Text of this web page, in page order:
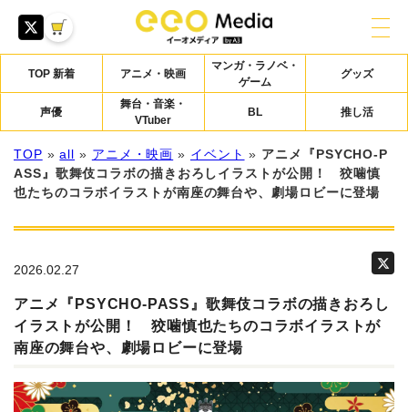
TOP 新着 アニメ・映画
マンガ・ラノベ・
ゲーム
グッズ
声優
舞台・音楽・
VTuber
BL 推し活
TOP »all » アニメ・映画 » イベント » アニメ『PSYCHO-P
ASS』歌舞伎コラボの描きおろしイラストが公開！ 狡噛慎
也たちのコラボイラストが南座の舞台や、劇場ロビーに登場
2026.02.27
アニメ『PSYCHO-PASS』歌舞伎コラボの描きおろし
イラストが公開！ 狡噛慎也たちのコラボイラストが
南座の舞台や、劇場ロビーに登場